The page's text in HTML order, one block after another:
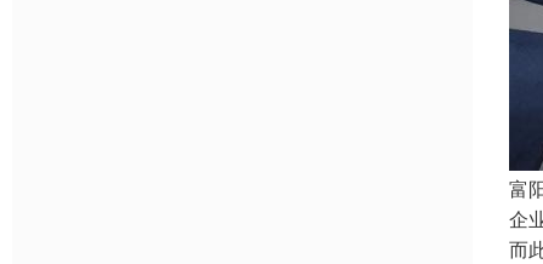
富
企
而